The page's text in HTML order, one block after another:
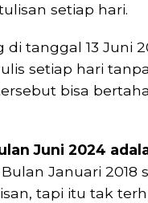
setiap hari.
di tanggal 13 Juni
setiap hari
bisa
Juni 2024
Bulan Januari
tapi itu tak